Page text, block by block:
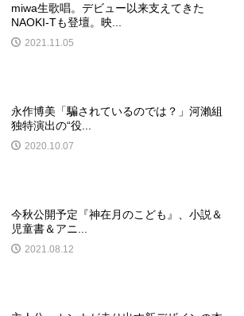
miwa生歌唱。デビュー以来支えてきた
NAOKI-Tも登壇。映...
2021.11.05
永作博美「騙されているのでは？」河瀨組
独特演出の“役...
2020.10.07
今秋公開予定『神在月のこども』、小説＆
児童書＆アニ...
2021.08.12